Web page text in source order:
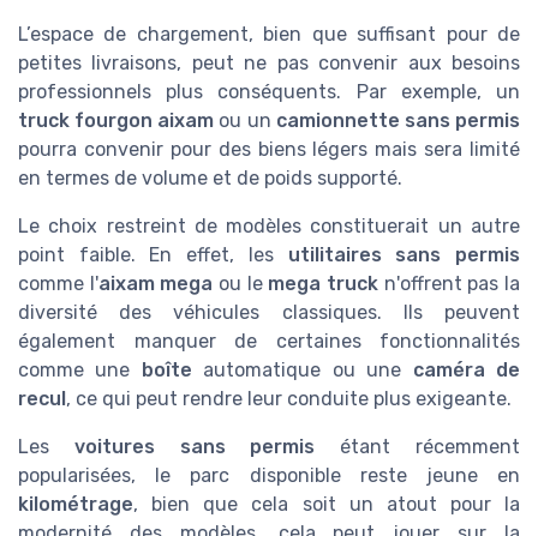
L’espace de chargement, bien que suffisant pour de
petites livraisons, peut ne pas convenir aux besoins
professionnels plus conséquents. Par exemple, un
truck fourgon aixam ou un camionnette sans permis
pourra convenir pour des biens légers mais sera limité
en termes de volume et de poids supporté.
Le choix restreint de modèles constituerait un autre
point faible. En effet, les utilitaires sans permis
comme l'aixam mega ou le mega truck n'offrent pas la
diversité des véhicules classiques. Ils peuvent
également manquer de certaines fonctionnalités
comme une
boîte automatique ou une caméra de
recul , ce qui peut rendre leur conduite plus exigeante.
Les voitures sans permis étant récemment
popularisées, le parc disponible reste jeune en
kilométrage, bien que cela soit un atout pour la